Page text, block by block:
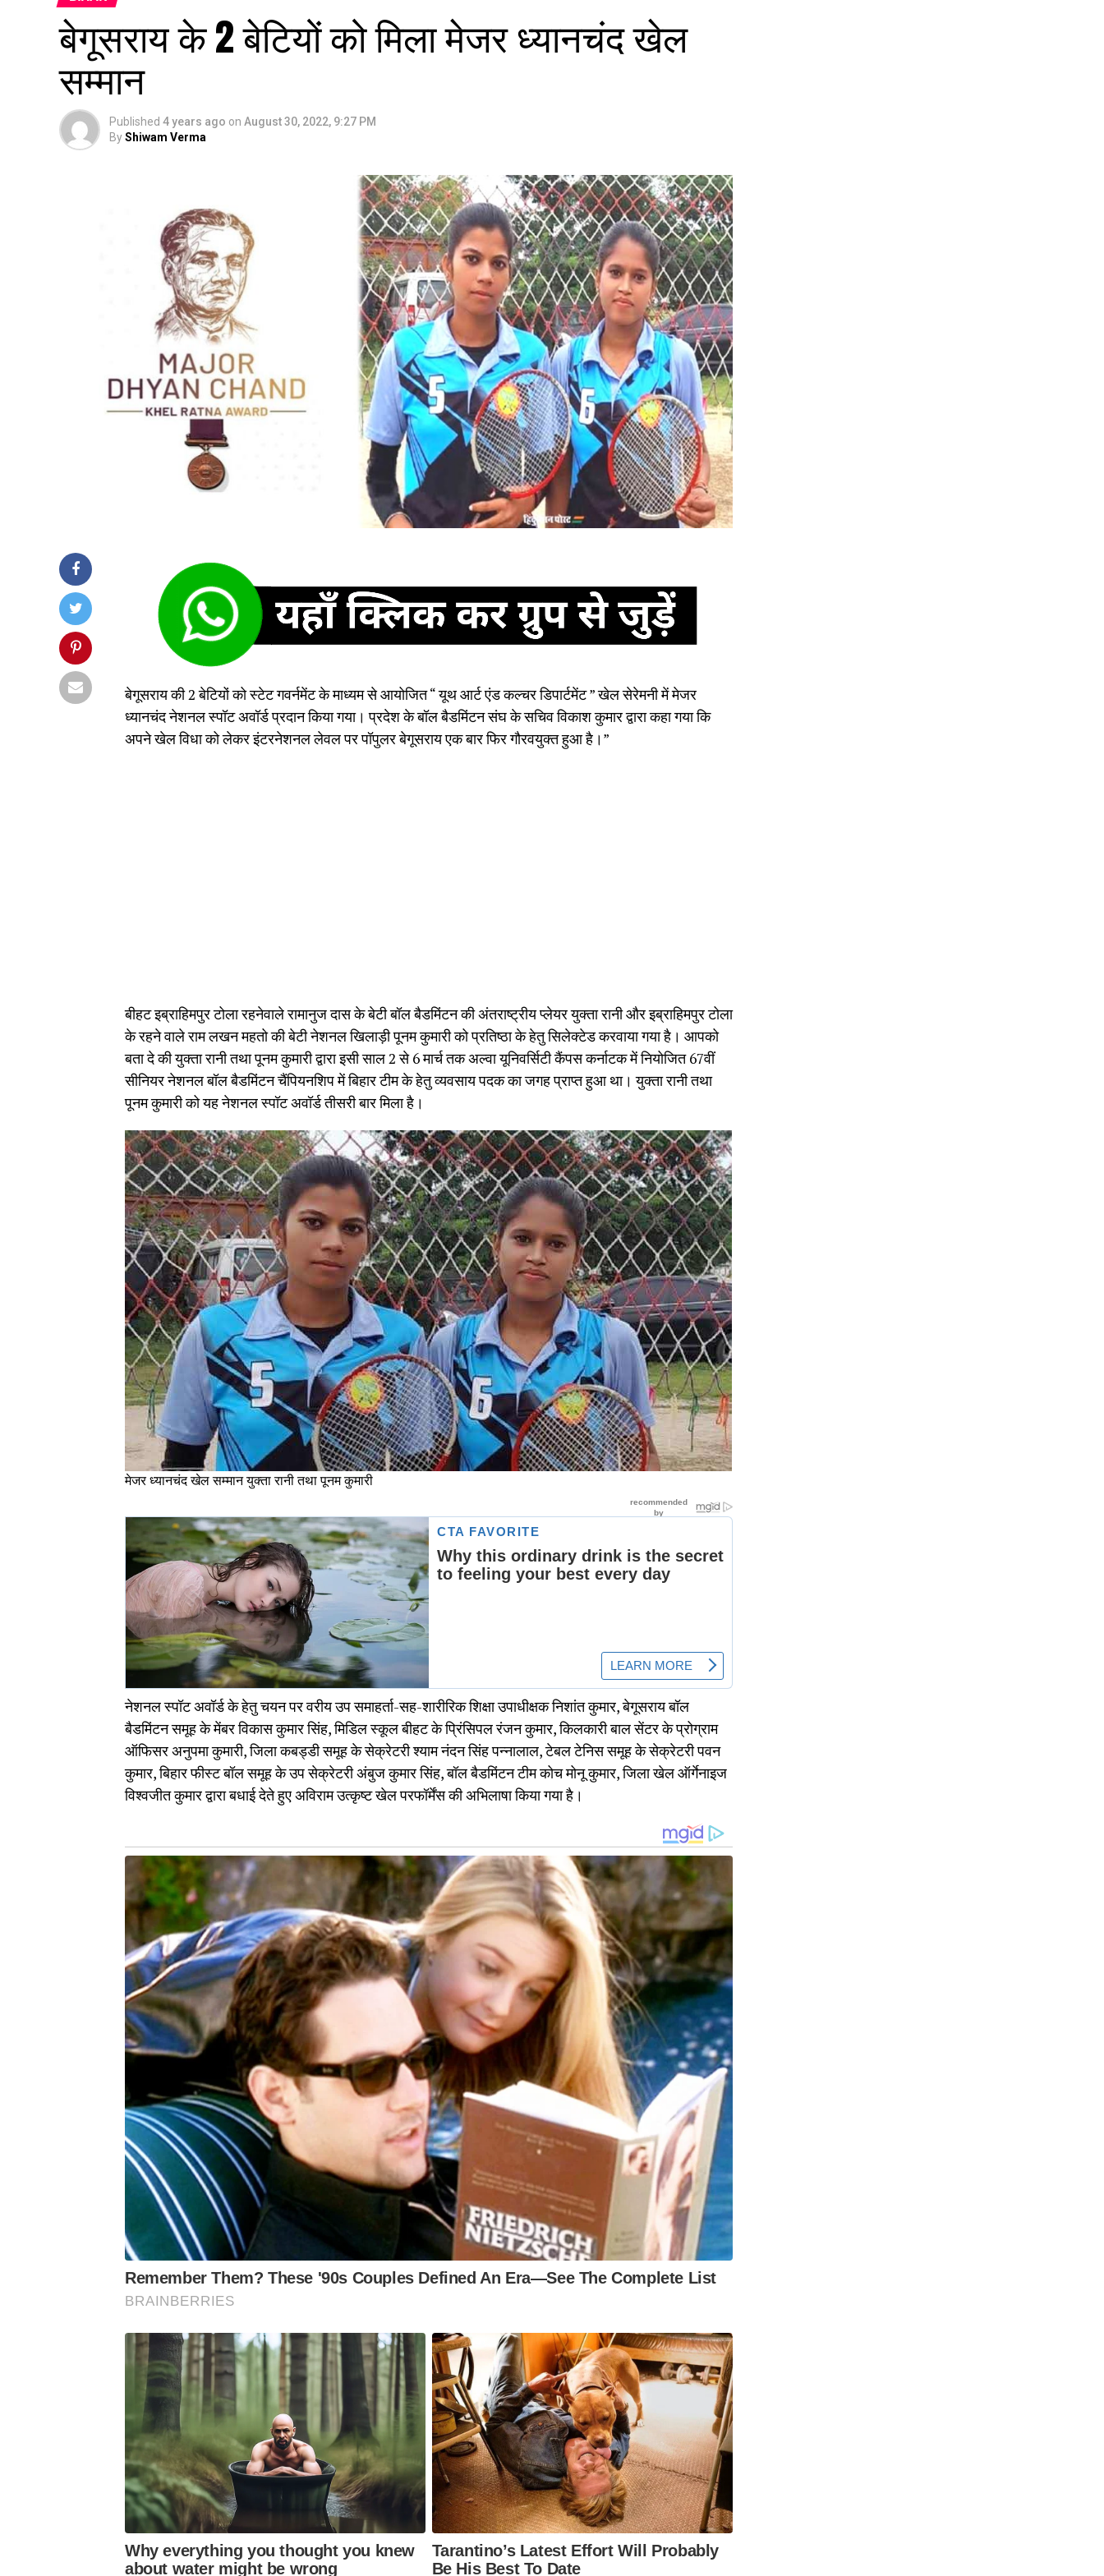
बेगूसराय के 2 बेटियों को मिला मेजर ध्यानचंद खेल
सम्मान
Published 4 years ago on August 30, 2022, 9:27 PM
ByShiwam Verma
बेगूसराय की 2 बेटियों को स्टेट गवर्नमेंट के माध्यम से आयोजित “ यूथ आर्ट एंड कल्चर डिपार्टमेंट ” खेल सेरेमनी में मेजर
ध्यानचंद नेशनल स्पॉट अवॉर्ड प्रदान किया गया। प्रदेश के बॉल बैडमिंटन संघ के सचिव विकाश कुमार द्वारा कहा गया कि
अपने खेल विधा को लेकर इंटरनेशनल लेवल पर पॉपुलर बेगूसराय एक बार फिर गौरवयुक्त हुआ है।”
बीहट इब्राहिमपुर टोला रहनेवाले रामानुज दास के बेटी बॉल बैडमिंटन की अंतराष्ट्रीय प्लेयर युक्ता रानी और इब्राहिमपुर टोला
के रहने वाले राम लखन महतो की बेटी नेशनल खिलाड़ी पूनम कुमारी को प्रतिष्ठा के हेतु सिलेक्टेड करवाया गया है। आपको
बता दे की युक्ता रानी तथा पूनम कुमारी द्वारा इसी साल 2 से 6 मार्च तक अल्वा यूनिवर्सिटी कैंपस कर्नाटक में नियोजित 67वीं
सीनियर नेशनल बॉल बैडमिंटन चैंपियनशिप में बिहार टीम के हेतु व्यवसाय पदक का जगह प्राप्त हुआ था। युक्ता रानी तथा
पूनम कुमारी को यह नेशनल स्पॉट अवॉर्ड तीसरी बार मिला है।
मेजर ध्यानचंद खेल सम्मान युक्ता रानी तथा पूनम कुमारी
नेशनल स्पॉट अवॉर्ड के हेतु चयन पर वरीय उप समाहर्ता-सह-शारीरिक शिक्षा उपाधीक्षक निशांत कुमार, बेगूसराय बॉल
बैडमिंटन समूह के मेंबर विकास कुमार सिंह, मिडिल स्कूल बीहट के प्रिंसिपल रंजन कुमार, किलकारी बाल सेंटर के प्रोग्राम
ऑफिसर अनुपमा कुमारी, जिला कबड्डी समूह के सेक्रेटरी श्याम नंदन सिंह पन्नालाल, टेबल टेनिस समूह के सेक्रेटरी पवन
कुमार, बिहार फीस्ट बॉल समूह के उप सेक्रेटरी अंबुज कुमार सिंह, बॉल बैडमिंटन टीम कोच मोनू कुमार, जिला खेल ऑर्गेनाइज
विश्वजीत कुमार द्वारा बधाई देते हुए अविराम उत्कृष्ट खेल परफॉर्मेंस की अभिलाषा किया गया है।